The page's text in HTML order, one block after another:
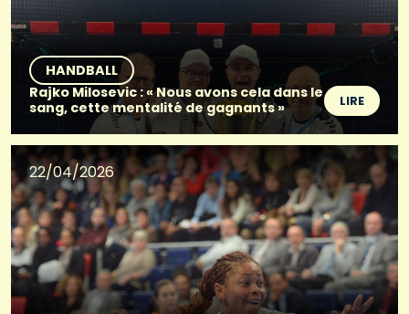
HANDBALL
Rajko Milosevic : « Nous avons cela dans le
sang, cette mentalité de gagnants »
LIRE
22/04/2026